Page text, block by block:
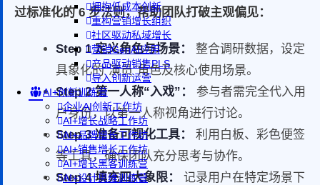
拥抱低成本创新
重构营销增长组织
社区驱动私域增长
营销GenAI应用
产品驱动销售PLS
导入创新运营
AI+创新训练营
企业AI创新工作坊
AI+增长战略工作坊
AI+品牌增长工作坊
AI+销售增长工作坊
AI+增长黑客训练营
AI+设计思维训练营
过标准化的 6 步法则，帮助团队打破主观偏见：
Step 1 定义角色与场景：
整合调研数据，设定
具象化的“演员”角色及核心使用场景。
Step 2 第一人称“入戏”：
参与者需完全代入用
户身份，以第一人称视角进行讨论。
Step 3 准备可视化工具：
利用白板、彩色便签
等工具，确保团队充分思考与协作。
Step 4 填充四大象限：
记录用户在特定场景下